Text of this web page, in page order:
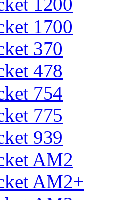
1700
370
478
754
775
939
AM2
AM2+